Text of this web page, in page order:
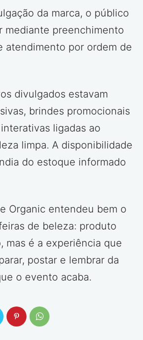
da marca, o público
mediante preenchimento
atendimento por ordem de
divulgados estavam
brindes promocionais
ligadas ao
limpa. A disponibilidade
do estoque informado
Organic entendeu bem o
de beleza: produto
mas é a experiência que
postar e lembrar da
o evento acaba.